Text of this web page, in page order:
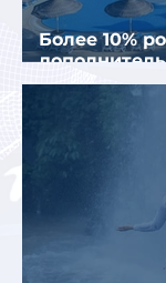
Более 10%
отелях